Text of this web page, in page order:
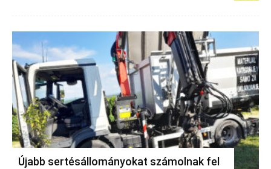
Újabb sertésállományokat számolnak fel